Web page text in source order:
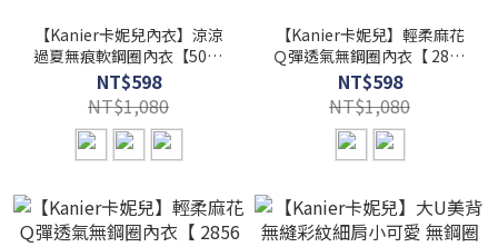
【Kanier卡妮兒內衣】涼涼
過夏無痕軟鋼圈內衣【5011
香檳黃 -B / C / D罩杯】
NT$598
NT$1,080
【Kanier卡妮兒】輕柔麻花
Ｑ彈透氣無鋼圈內衣【 2856
粉 -B / C 罩杯 】
NT$598
NT$1,080